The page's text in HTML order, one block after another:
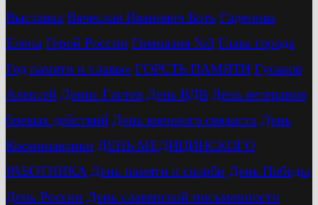
Выставка Вячеслав Иванович Боть Гаденова
Елена Герой России Гимназия №3 Глава города
Год памяти и славы» ГОРСТЬ ПАМЯТИ Гусаков
Алексей Денис Гастев День ВДВ День ветеранов
боевых действий День военного связиста День
Космонавтики ДЕНЬ МЕДИЦИНСКОГО
РАБОТНИКА День памяти и скорби День Победы
День России День славянской письменности